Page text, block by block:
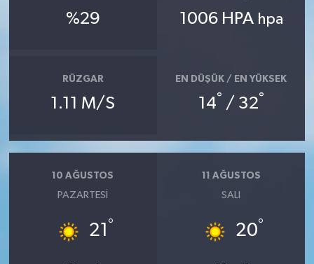
%29 1006 HPA hpa
RÜZGAR
1.11 M/S
EN DÜŞÜK / EN YÜKSEK
14° / 32°
10 AĞUSTOS
PAZARTESI
21 °
11 AĞUSTOS
SALI
20°